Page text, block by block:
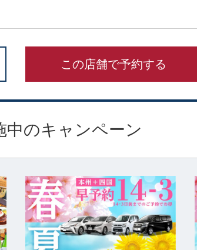
この店舗で予約する
中のキャンペーン